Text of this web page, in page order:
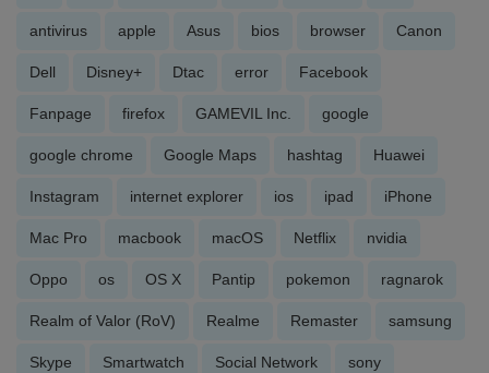
antivirus apple Asus bios browser Canon
Dell Disney+ Dtac error Facebook
Fanpage firefox GAMEVIL Inc. google
google chrome Google Maps hashtag Huawei
Instagram internet explorer ios ipad iPhone
Mac Pro macbook macOS Netflix nvidia
Oppo os OS X Pantip pokemon ragnarok
Realm of Valor (RoV) Realme Remaster samsung
Skype Smartwatch Social Network sony